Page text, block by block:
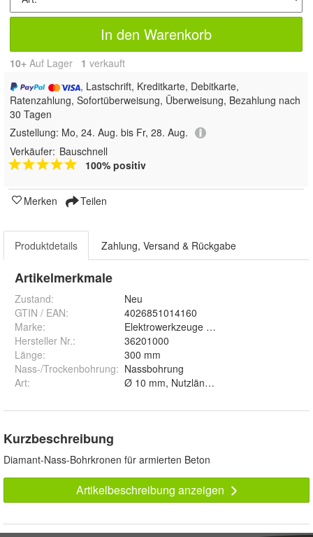
In den Warenkorb
10+ Auf Lager 1 verkauft
, Lastschrift, Kreditkarte, Debitkarte,
Ratenzahlung, Sofortüberweisung, Überweisung, Bezahlung nach
30 Tagen
Zustellung: Mo, 24. Aug. bis Fr, 28. Aug.
Verkäufer: Bauschnell
100% positiv
Merken Teilen
Produktdetails Zahlung, Versand & Rückgabe
Artikelmerkmale
Zustand:
Neu
GTIN / EAN:
4026851014160
Marke:
Elektrowerkzeuge GmbH Eibenstock
Hersteller Nr.:
36201000
Länge:
300 mm
Nass-/Trockenbohrung: Nassbohrung
Art:
Kurzbeschreibung
Diamant-Nass-Bohrkronen für armierten Beton
Artikelbeschreibung anzeigen